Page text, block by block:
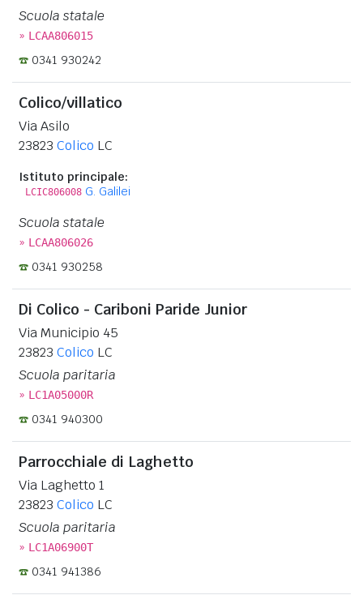
Scuola statale
» LCAA806015
0341 930242
Colico/villatico
Via Asilo
23823 Colico LC
Istituto principale:
LCIC806008 G. Galilei
Scuola statale
» LCAA806026
0341 930258
Di Colico - Cariboni Paride Junior
Via Municipio 45
23823 Colico LC
Scuola paritaria
» LC1A05000R
0341 940300
Parrocchiale di Laghetto
Via Laghetto 1
23823 Colico LC
Scuola paritaria
» LC1A06900T
0341 941386